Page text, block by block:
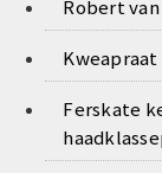
Robert van
Kweapraat
Ferskate